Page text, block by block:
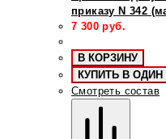
приказу N 342
7 300 руб.
В КОРЗИНУ
КУПИТЬ В ОДИН
Смотреть состав